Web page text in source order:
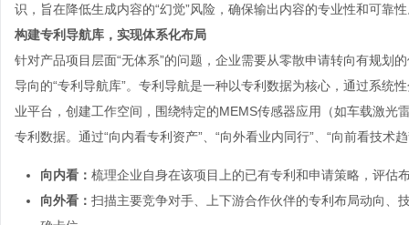
识，旨在降低生成内容的“幻觉”风险，确保输出内容的专业性和可靠
构建专利导航库，实现体系化布局
针对产品项目层面“无体系”的问题，企业需要从零散申请转向有规划
导向的“专利导航库”。专利导航是一种以专利数据为核心，通过系统
业平台，创建工作空间，围绕特定的MEMS传感器应用（如车载激
专利数据。通过“向内看专利资产”、“向外看业内同行”、“向前看技术
向内看： 梳理企业自身在该项目上的已有专利和申请策略，评估
向外看： 扫描主要竞争对手、上下游合作伙伴的专利布局动向、